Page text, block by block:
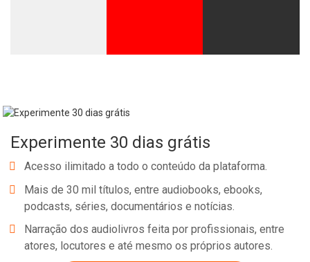
Experimente 30 dias grátis
Acesso ilimitado a todo o conteúdo da plataforma.
Mais de 30 mil títulos, entre audiobooks, ebooks,
podcasts, séries, documentários e notícias.
Narração dos audiolivros feita por profissionais, entre
atores, locutores e até mesmo os próprios autores.